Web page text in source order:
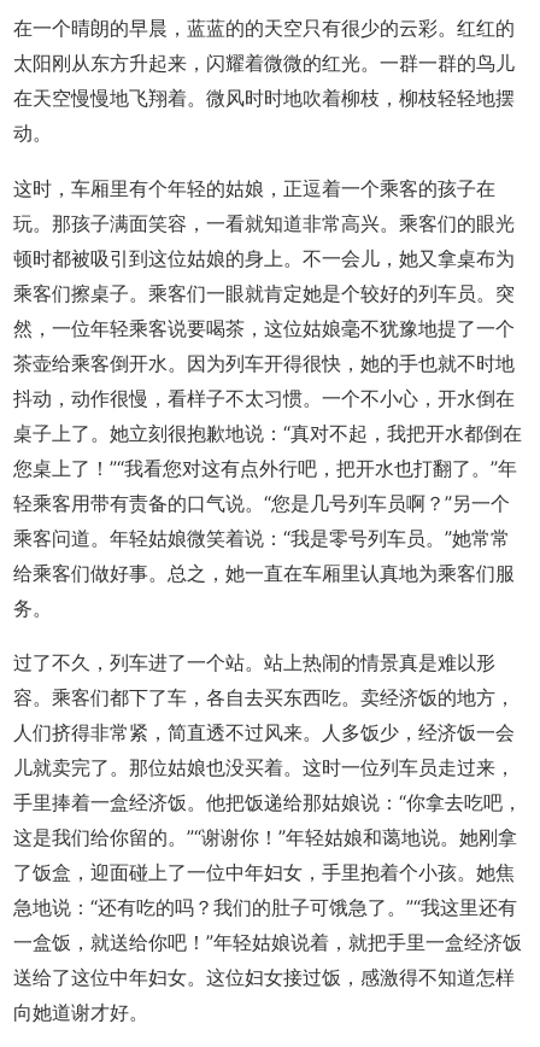
在一个晴朗的早晨，蓝蓝的的天空只有很少的云彩。红红的
太阳刚从东方升起来，闪耀着微微的红光。一群一群的鸟儿
在天空慢慢地飞翔着。微风时时地吹着柳枝，柳枝轻轻地摆
动。
这时，车厢里有个年轻的姑娘，正逗着一个乘客的孩子在
玩。那孩子满面笑容，一看就知道非常高兴。乘客们的眼光
顿时都被吸引到这位姑娘的身上。不一会儿，她又拿桌布为
乘客们擦桌子。乘客们一眼就肯定她是个较好的列车员。突
然，一位年轻乘客说要喝茶，这位姑娘毫不犹豫地提了一个
茶壶给乘客倒开水。因为列车开得很快，她的手也就不时地
抖动，动作很慢，看样子不太习惯。一个不小心，开水倒在
桌子上了。她立刻很抱歉地说：“真对不起，我把开水都倒在
您桌上了！”“我看您对这有点外行吧，把开水也打翻了。”年
轻乘客用带有责备的口气说。“您是几号列车员啊？”另一个
乘客问道。年轻姑娘微笑着说：“我是零号列车员。”她常常
给乘客们做好事。总之，她一直在车厢里认真地为乘客们服
务。
过了不久，列车进了一个站。站上热闹的情景真是难以形
容。乘客们都下了车，各自去买东西吃。卖经济饭的地方，
人们挤得非常紧，简直透不过风来。人多饭少，经济饭一会
儿就卖完了。那位姑娘也没买着。这时一位列车员走过来，
手里捧着一盒经济饭。他把饭递给那姑娘说：“你拿去吃吧，
这是我们给你留的。”“谢谢你！”年轻姑娘和蔼地说。她刚拿
了饭盒，迎面碰上了一位中年妇女，手里抱着个小孩。她焦
急地说：“还有吃的吗？我们的肚子可饿急了。”“我这里还有
一盒饭，就送给你吧！”年轻姑娘说着，就把手里一盒经济饭
送给了这位中年妇女。这位妇女接过饭，感激得不知道怎样
向她道谢才好。